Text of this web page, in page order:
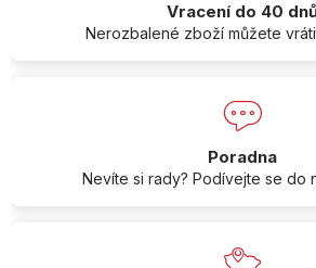
Vracení do 40
Nerozbalené zboží můžete
Poradna
Nevíte si rady? Podívejte se do